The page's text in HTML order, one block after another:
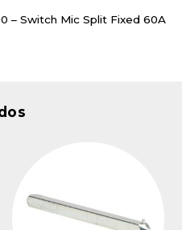
– Switch Mic Split Fixed 60A